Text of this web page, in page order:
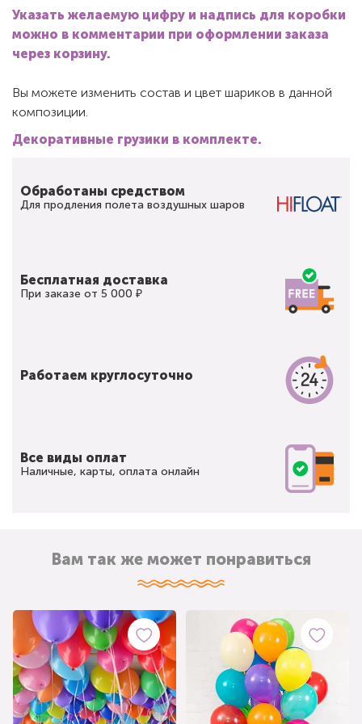
Указать желаемую цифру и надпись для коробки
можно в комментарии при оформлении заказа
через корзину.
Вы можете изменить состав и цвет шариков в данной
композиции.
Декоративные грузики в комплекте.
Обработаны средством
Для продления полета воздушных шаров
Бесплатная доставка
При заказе от 5 000 ₽
Работаем круглосуточно
Все виды оплат
Наличные, карты, оплата онлайн
Вам так же может понравиться